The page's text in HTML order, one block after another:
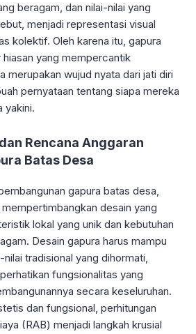
beragam, dan nilai-nilai yang
menjadi representasi visual
kolektif. Oleh karena itu, gapura
yang mempercantik
merupakan wujud nyata dari jati diri
pernyataan tentang siapa mereka
yakini.
Rencana Anggaran
Batas Desa
gapura batas desa,
desain yang
lokal yang unik dan kebutuhan
Desain gapura harus mampu
tradisional yang dihormati,
fungsionalitas yang
secara keseluruhan.
dan fungsional, perhitungan
(RAB) menjadi langkah krusial